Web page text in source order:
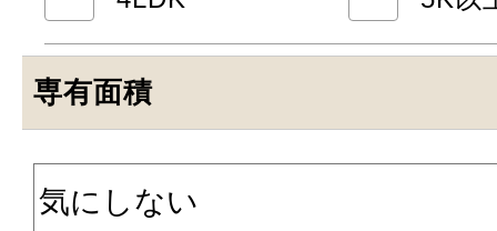
専有面積